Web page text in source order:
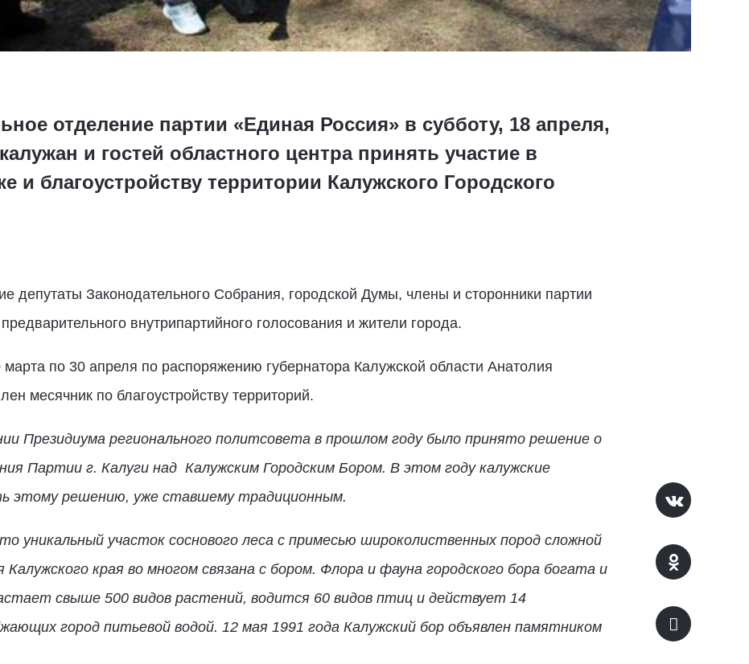
отделение партии «Единая Россия» в субботу, 18 апреля,
и гостей областного центра принять участие в
и благоустройству территории Калужского Городского
депутаты Законодательного Собрания, городской Думы, члены и сторонники партии
внутрипартийного голосования и жители города.
по 30 апреля по распоряжению губернатора Калужской области Анатолия
месячник по благоустройству территорий.
Президиума регионального политсовета в прошлом году было принято решение о
Партии г. Калуги над Калужским Городским Бором. В этом году калужские
этому решению, уже ставшему традиционным.
уникальный участок соснового леса с примесью широколиственных пород сложной
края во многом связана с бором. Флора и фауна городского бора богата и
свыше 500 видов растений, водится 60 видов птиц и действует 14
город питьевой водой. 12 мая 1991 года Калужский бор объявлен памятником